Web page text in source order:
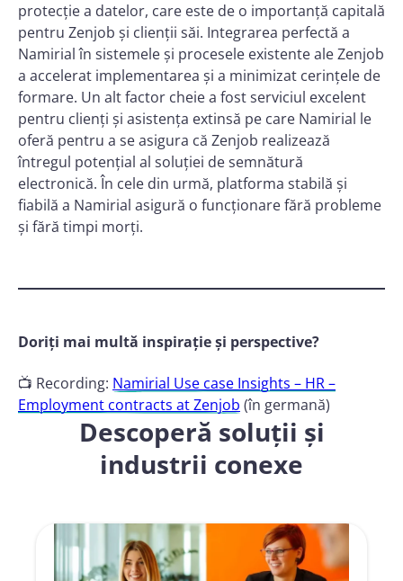
protecție a datelor, care este de o importanță capitală
pentru Zenjob și clienții săi. Integrarea perfectă a
Namirial în sistemele și procesele existente ale Zenjob
a accelerat implementarea și a minimizat cerințele de
formare. Un alt factor cheie a fost serviciul excelent
pentru clienți și asistența extinsă pe care Namirial le
oferă pentru a se asigura că Zenjob realizează
întregul potențial al soluției de semnătură
electronică. În cele din urmă, platforma stabilă și
fiabilă a Namirial asigură o funcționare fără probleme
și fără timpi morți.
Doriți mai multă inspirație și perspective?
📺 Recording: Namirial Use case Insights – HR –
Employment contracts at Zenjob (în germană)
Descoperă soluții și
industrii conexe